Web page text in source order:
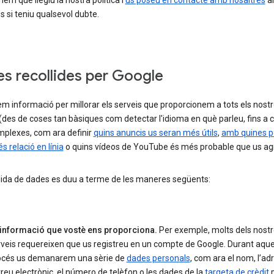
si teniu qualsevol dubte.
recollides per Google
informació per millorar els serveis que proporcionem a tots els
de coses tan bàsiques com detectar l'idioma en què parleu, fins a
com ara definirquins anuncis us seran més útils, amb quines
relació en líniao quins vídeos de YouTube és més probable que us
de dades es duu a terme de les maneres següents:
que vostè ens proporciona. Per exemple, molts dels
requereixen que us registreu en un compte de Google. Durant
us demanarem una sèrie de dades personals, com ara el nom,